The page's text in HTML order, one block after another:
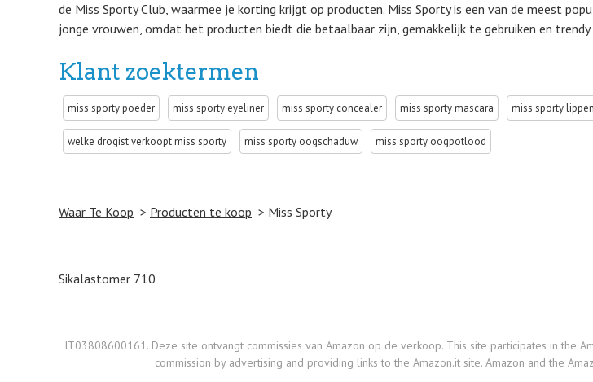
de Miss Sporty Club, waarmee je korting krijgt op producten. Miss Sporty is een van de meest
jonge vrouwen, omdat het producten biedt die betaalbaar zijn, gemakkelijk te gebruiken en trendy
Klant zoektermen
miss sporty poeder miss sporty eyeliner miss sporty concealer miss sporty mascara miss sporty
welke drogist verkoopt miss sporty miss sporty oogschaduw miss sporty oogpotlood
Waar Te Koop Producten te koop Miss Sporty
Post navigation
Sikalastomer 710
IT03808600161. Deze site ontvangt commissies van Amazon op de verkoop. This site participates in the
commission by advertising and providing links to the Amazon.it site. Amazon and the